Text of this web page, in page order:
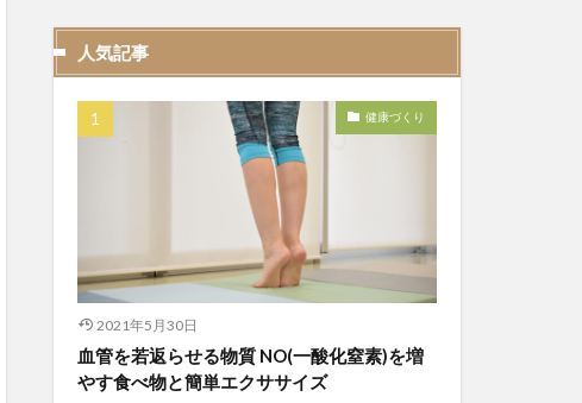
人気記事
健康づくり
2021年5月30日
血管を若返らせる物質 NO(一酸化窒素)を増
やす食べ物と簡単エクササイズ